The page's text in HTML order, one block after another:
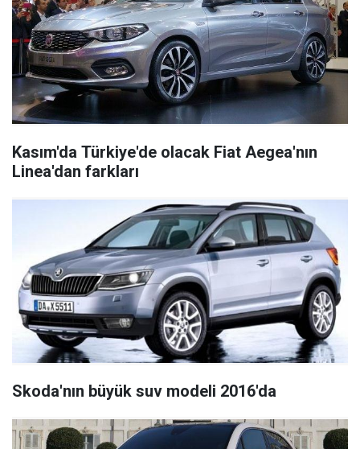
Kasım'da Türkiye'de olacak Fiat Aegea'nın
Linea'dan farkları
Skoda'nın büyük suv modeli 2016'da